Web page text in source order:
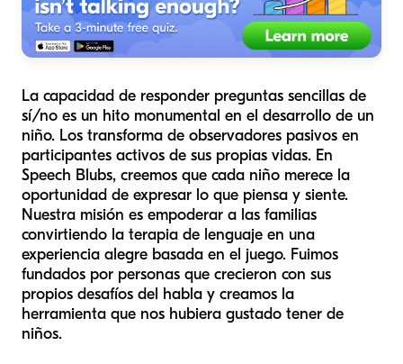
La capacidad de responder preguntas sencillas de
sí/no es un hito monumental en el desarrollo de un
niño. Los transforma de observadores pasivos en
participantes activos de sus propias vidas. En
Speech Blubs, creemos que cada niño merece la
oportunidad de expresar lo que piensa y siente.
Nuestra misión es empoderar a las familias
convirtiendo la terapia de lenguaje en una
experiencia alegre basada en el juego. Fuimos
fundados por personas que crecieron con sus
propios desafíos del habla y creamos la
herramienta que nos hubiera gustado tener de
niños.